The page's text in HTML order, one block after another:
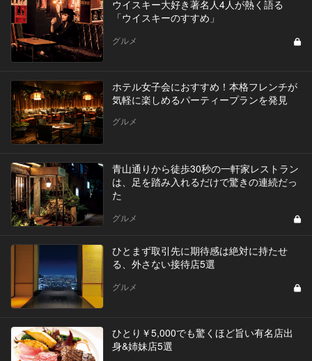
ウイスキー大好き著名人4人が熱く語る
「ウイスキーのすすめ」
グルメ
ホテル女子会におすすめ！本格フレンチが
気軽に楽しめるパーティープランを発見
グルメ
青山通りから徒歩30秒の一軒家レストラン
は、足を踏み入れるだけで驚きの連続だっ
た
グルメ
ひとまず取引先に期待感は絶対に持たせ
る、外さない接待店5選
グルメ
ひとり￥5,000でも驚くほど旨い有名店出
身&姉妹店5選